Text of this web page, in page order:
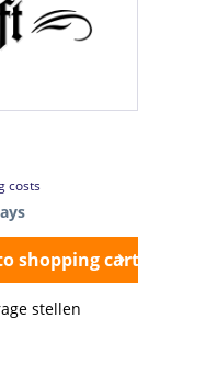
costs
shopping cart
stellen